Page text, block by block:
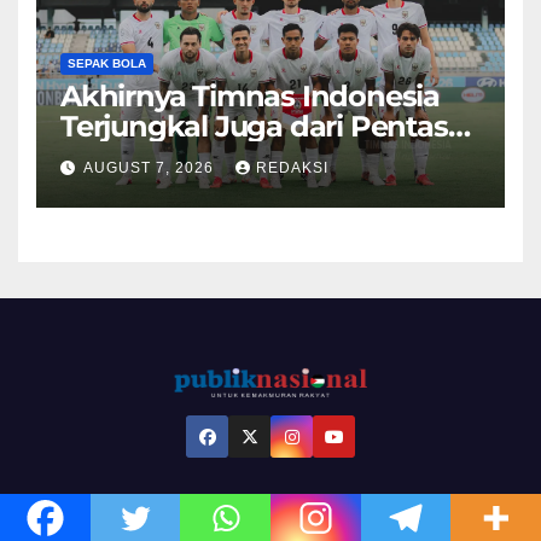
SEPAK BOLA
Akhirnya Timnas Indonesia
Terjungkal Juga dari Pentas
Piala AFF 2026
AUGUST 7, 2026 REDAKSI